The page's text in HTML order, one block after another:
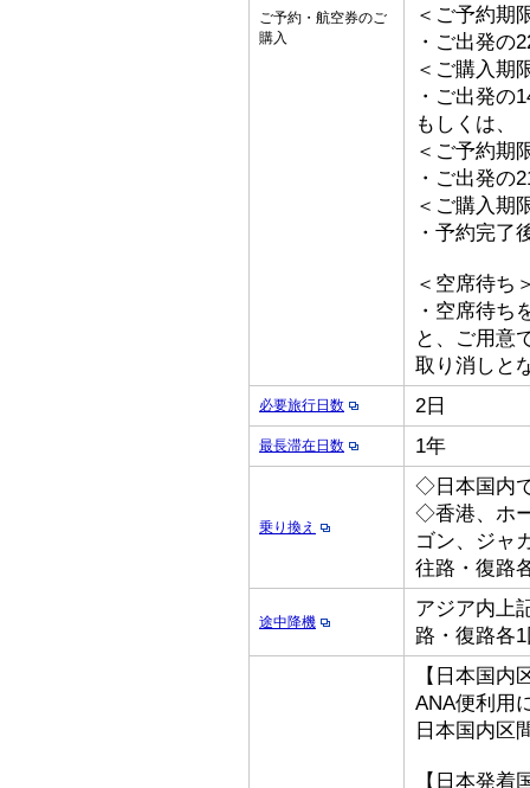
ご予約・航空券のご
購入
＜ご予約期
・ご出発の
＜ご購入期
・ご出発の
もしくは、
＜ご予約期
・ご出発の
＜ご購入期
・予約完了
＜空席待ち
・空席待ち
と、ご用意
取り消しと
必要旅行日数 2日
最長滞在日数 1年
乗り換え
◇日本国内
◇香港、ホ
ゴン、ジャ
往路・復路
途中降機
アジア内上
路・復路各
【日本国内
ANA便利用
日本国内区
【日本発着